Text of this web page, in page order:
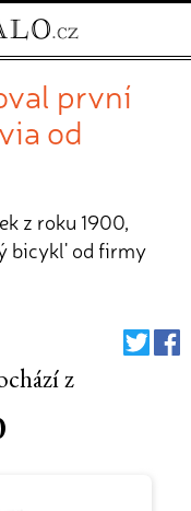
první
od
z roku 1900,
bicykl' od firmy
z